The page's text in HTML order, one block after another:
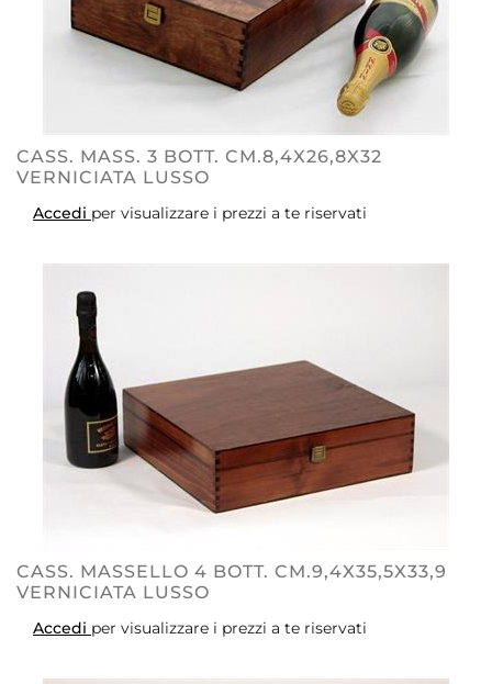
CASS. MASS. 3 BOTT. CM.8,4X26,8X32
VERNICIATA LUSSO
Accedi per visualizzare i prezzi a te riservati
CASS. MASSELLO 4 BOTT. CM.9,4X35,5X33,9
VERNICIATA LUSSO
Accedi per visualizzare i prezzi a te riservati